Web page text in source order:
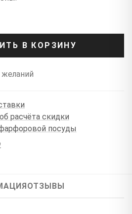
В КОРЗИНУ
расчёта скидки
посуды
ОТЗЫВЫ